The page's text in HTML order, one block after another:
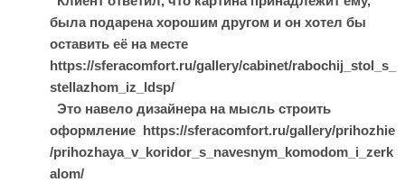
была подарена хорошим другом и он хотел бы
оставить её на месте
https://sferacomfort.ru/gallery/cabinet/rabochij_stol_s_
stellazhom_iz_ldsp/
Это навело дизайнера на мысль строить
оформление https://sferacomfort.ru/gallery/prihozhie
/prihozhaya_v_koridor_s_navesnym_komodom_i_zerk
alom/